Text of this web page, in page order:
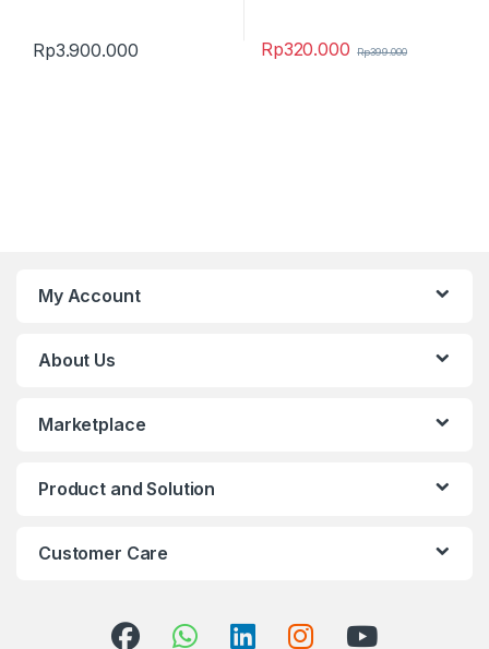
Rp3.900.000 Rp320.000 Rp399.000
My Account
About Us
Marketplace
Product and Solution
Customer Care